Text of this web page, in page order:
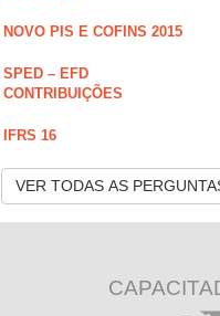
NOVO PIS E COFINS 2015
SPED – EFD
CONTRIBUIÇÕES
IFRS 16
VER TODAS AS